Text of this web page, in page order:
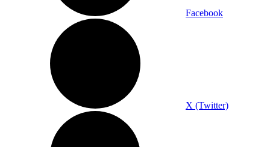
Facebook
X (Twitter)